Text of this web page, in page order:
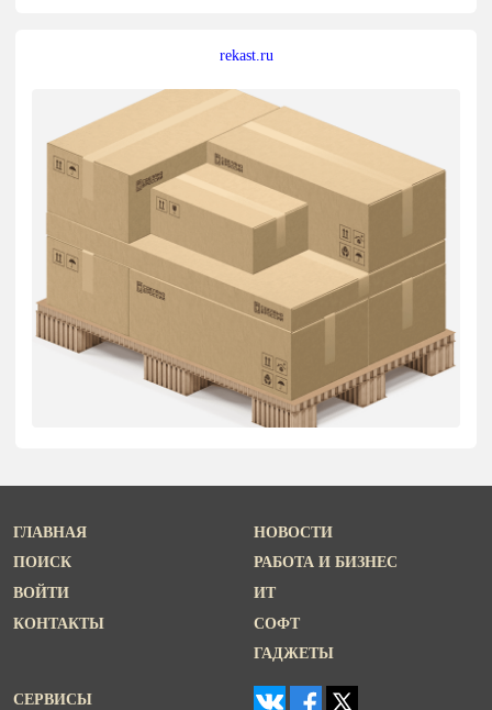
rekast.ru
ГЛАВНАЯ
ПОИСК
ВОЙТИ
КОНТАКТЫ
НОВОСТИ
РАБОТА И БИЗНЕС
ИТ
СОФТ
ГАДЖЕТЫ
СЕРВИСЫ